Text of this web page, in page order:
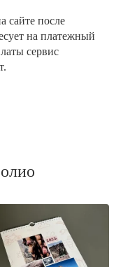
сайте после
на платежный
сервис